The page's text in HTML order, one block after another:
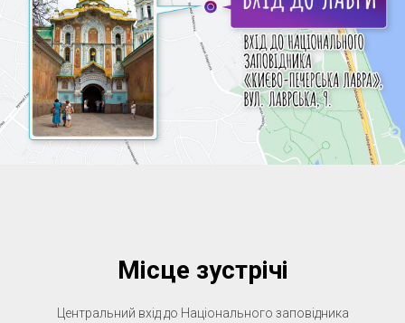
Місце зустрічі
Центральний вхід до Національного заповідника